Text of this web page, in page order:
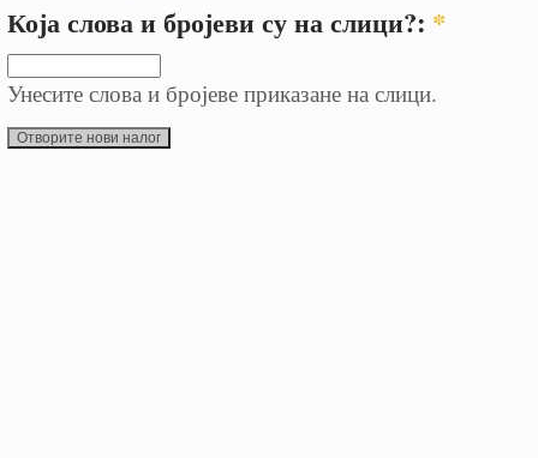
Која слова и бројеви су на слици?: *
Унесите слова и бројеве приказане на слици.